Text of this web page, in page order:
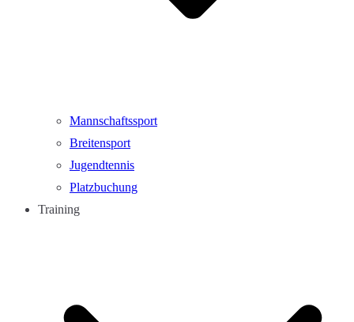
Mannschaftssport
Breitensport
Jugendtennis
Platzbuchung
Training